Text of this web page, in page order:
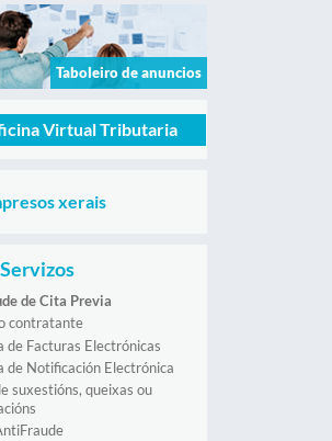
Taboleiro de anuncios
Virtual Tributaria
xerais
de Cita Previa
contratante
de Facturas Electrónicas
de Notificación Electrónica
suxestións, queixas ou